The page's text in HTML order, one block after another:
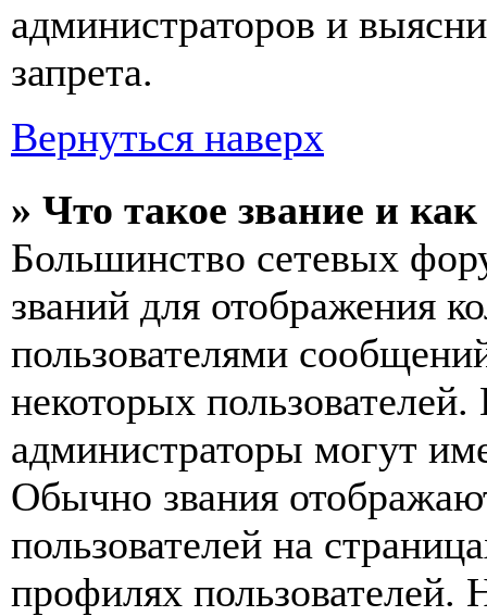
администраторов и
запрета.
Вернуться наверх
» Что такое звание и
Большинство сетевых
званий для отображения
пользователями
некоторых
администраторы могут
Обычно звания
пользователей на
профилях